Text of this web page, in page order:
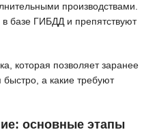
производствами.
базе ГИБДД и препятствуют
которая позволяет заранее
а какие требуют
основные этапы